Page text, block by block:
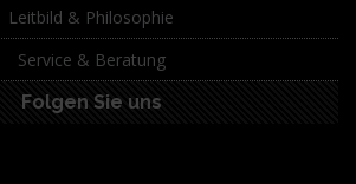
Leitbild & Philosophie
Service & Beratung
Folgen Sie uns